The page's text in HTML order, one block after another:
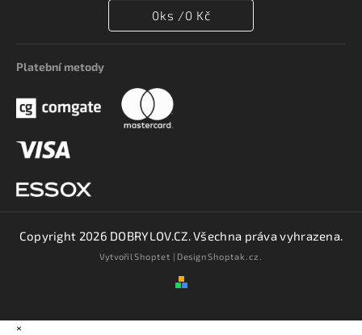
0ks /0 Kč
Platební metody
Copyright 2026 DOBRYLOV.CZ. Všechna práva vyhrazena.
VytvořilShoptet | DesignShoptak.cz.
×